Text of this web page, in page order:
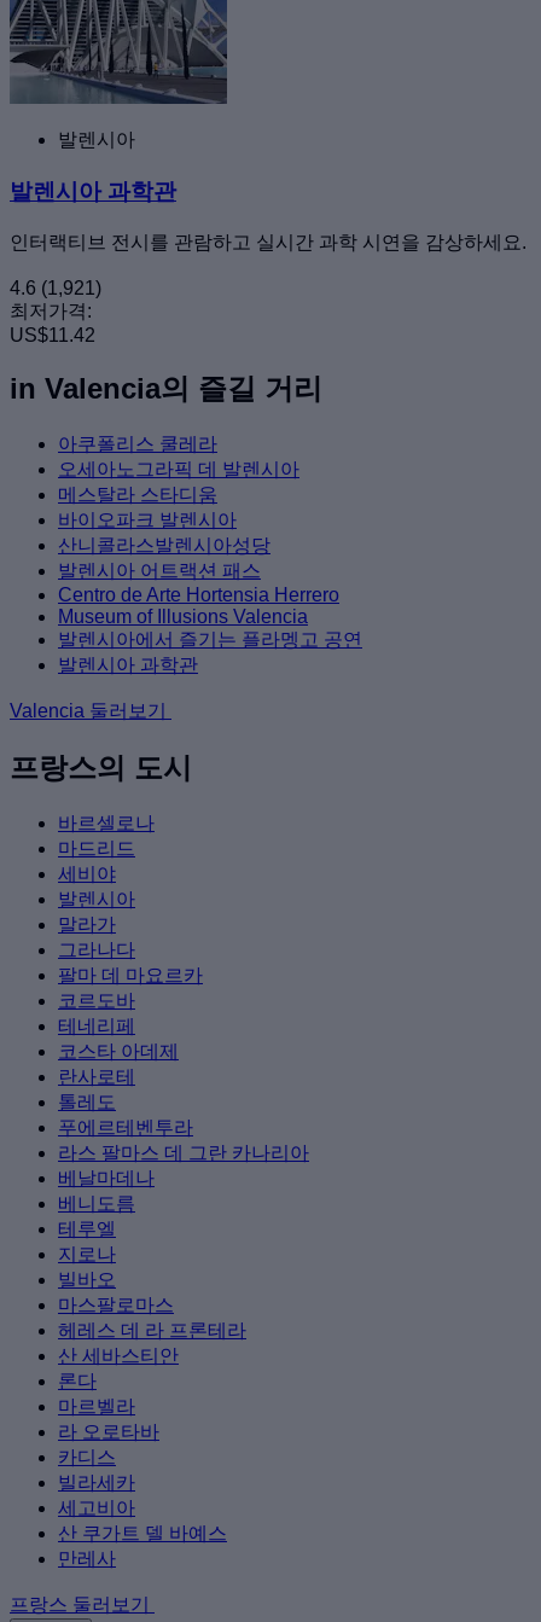
발렌시아
발렌시아 과학관
인터랙티브 전시를 관람하고 실시간 과학 시연을 감상하세요.
4.6 (1,921)
최저가격:
US$11.42
in Valencia의 즐길 거리
아쿠폴리스 쿨레라
오세아노그라픽 데 발렌시아
메스탈라 스타디움
바이오파크 발렌시아
산니콜라스발렌시아성당
발렌시아 어트랙션 패스
Centro de Arte Hortensia Herrero
Museum of Illusions Valencia
발렌시아에서 즐기는 플라멩고 공연
발렌시아 과학관
Valencia 둘러보기
프랑스의 도시
바르셀로나
마드리드
세비야
발렌시아
말라가
그라나다
팔마 데 마요르카
코르도바
테네리페
코스타 아데제
란사로테
톨레도
푸에르테벤투라
라스 팔마스 데 그란 카나리아
베날마데나
베니도름
테루엘
지로나
빌바오
마스팔로마스
헤레스 데 라 프론테라
산 세바스티안
론다
마르벨라
라 오로타바
카디스
빌라세카
세고비아
산 쿠가트 델 바예스
만레사
프랑스 둘러보기